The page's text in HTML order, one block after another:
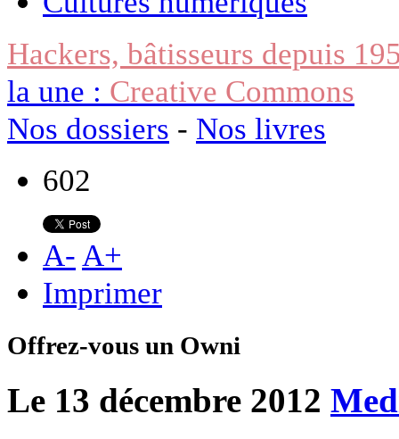
Hackers, bâtisseurs depuis
la une : Creative Commons
Nos dossiers - Nos livres
602
A- A+
Imprimer
Offrez-vous un Owni
Le 13 décembre 2012